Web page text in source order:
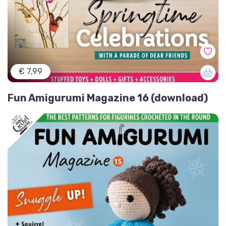
€ 7,99
Fun Amigurumi Magazine 16 (download)